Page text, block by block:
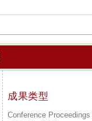
成果类型
Conference Proceedings